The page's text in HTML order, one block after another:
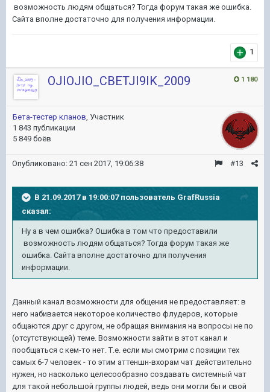
возможность людям общаться? Тогда форум такая же ошибка.
Сайта вполне достаточно для получения информации.
1
1 180
OJIOJIO_CBETJI9IK_2009
Бета-тестер кланов , Участник
1 843 публикации
5 849 боёв
#13
Опубликовано: 21 сен 2017, 19:06:38
В 21.09.2017 в 19:00:07 пользователь GrafRussia
сказал:
Ну а в чем ошибка? Ошибка в том что предоставили
возможность людям общаться? Тогда форум такая же
ошибка. Сайта вполне достаточно для получения
информации.
Данный канал возможности для общения не предоставляет: в
него набивается некоторое количество флудеров, которые
общаются друг с другом, не обращая внимания на вопросы не по
(отсутствующей) теме. Возможности зайти в этот канал и
пообщаться с кем-то нет. Т.е. если мы смотрим с позиции тех
самых 6-7 человек - то этим аттеншн-вхорам чат действительно
нужен, но насколько целесообразно создавать системный чат
для такой небольшой группы людей, ведь они могли бы и свой